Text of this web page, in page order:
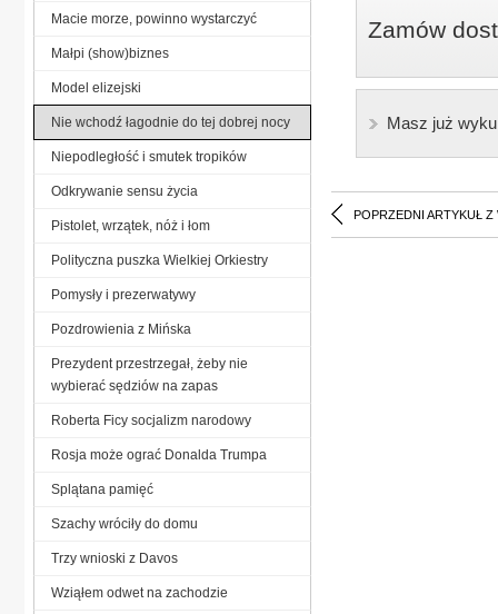
Zamów
Masz już
POPRZEDNI ARTYKUŁ Z
Macie morze, powinno wystarczyć
Małpi (show)biznes
Model elizejski
Nie wchodź łagodnie do tej dobrej nocy
Niepodległość i smutek tropików
Odkrywanie sensu życia
Pistolet, wrzątek, nóż i łom
Polityczna puszka Wielkiej Orkiestry
Pomysły i prezerwatywy
Pozdrowienia z Mińska
Prezydent przestrzegał, żeby nie
wybierać sędziów na zapas
Roberta Ficy socjalizm narodowy
Rosja może ograć Donalda Trumpa
Splątana pamięć
Szachy wróciły do domu
Trzy wnioski z Davos
Wziąłem odwet na zachodzie